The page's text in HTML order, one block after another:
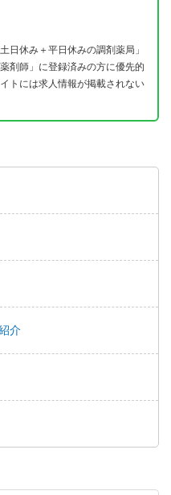
日休み＋平日休みの調剤薬局」
剤師」に登録済みの方に優先的
トには求人情報が掲載されない
介